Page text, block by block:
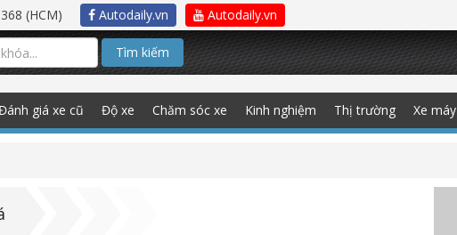
(HCM) Autodaily.vn Autodaily.vn
Tìm kiếm
giá xe cũ Độ xe Chăm sóc xe Kinh nghiệm Thị trường Xe máy